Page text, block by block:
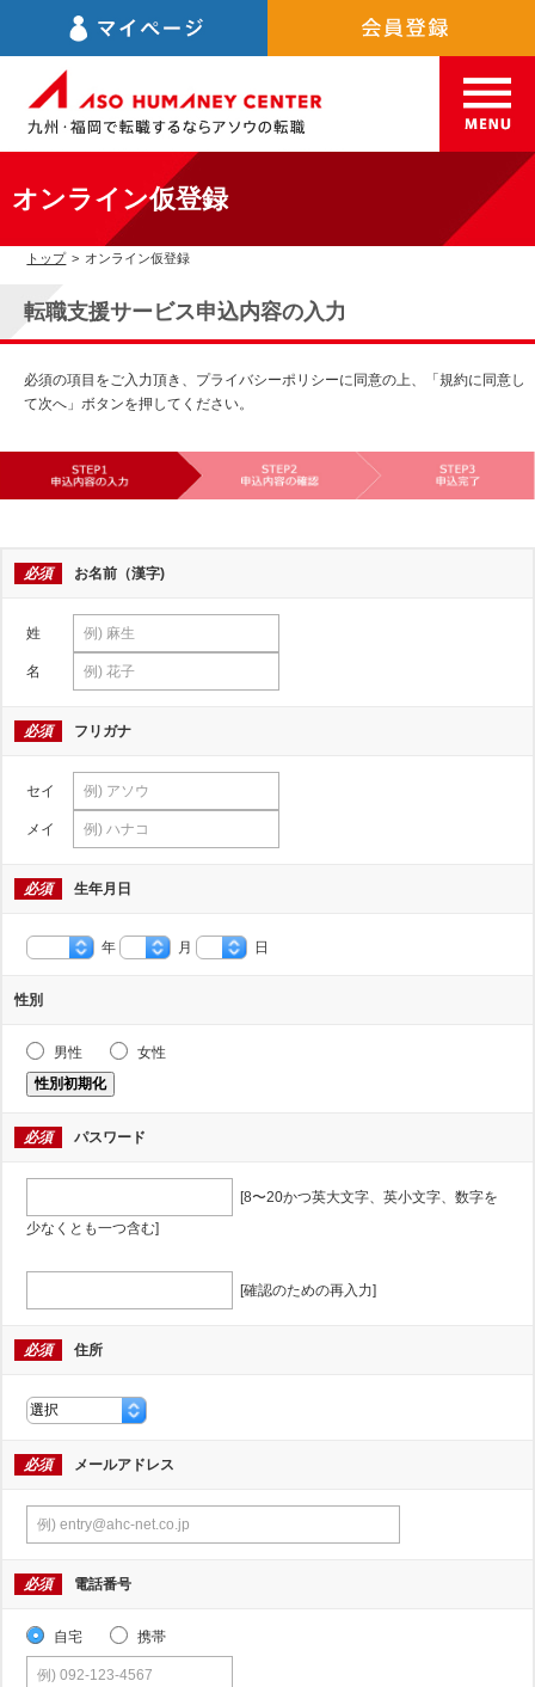
オンライン仮登録
トップ > オンライン仮登録
転職支援サービス申込内容の入力
必須の項目をご入力頂き、プライバシーポリシーに同意の上、「規約に同意し
て次へ」ボタンを押してください。
必須 お名前（漢字)
姓
名
必須 フリガナ
セイ
メイ
必須 生年月日
年 月 日
性別
男性
女性
性別初期化
必須 パスワード
[8〜20かつ英大文字、英小文字、数字を
少なくとも一つ含む]
[確認のための再入力]
必須 住所
必須 メールアドレス
必須 電話番号
自宅 携帯